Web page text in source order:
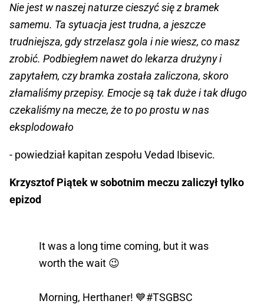
Nie jest w naszej naturze cieszyć się z bramek
samemu. Ta sytuacja jest trudna, a jeszcze
trudniejsza, gdy strzelasz gola i nie wiesz, co masz
zrobić. Podbiegłem nawet do lekarza drużyny i
zapytałem, czy bramka została zaliczona, skoro
złamaliśmy przepisy. Emocje są tak duże i tak długo
czekaliśmy na mecze, że to po prostu w nas
eksplodowało
- powiedział kapitan zespołu Vedad Ibisevic.
Krzysztof Piątek w sobotnim meczu zaliczył tylko
epizod
It was a long time coming, but it was
worth the wait 😉
Morning, Herthaner! 💙#TSGBSC